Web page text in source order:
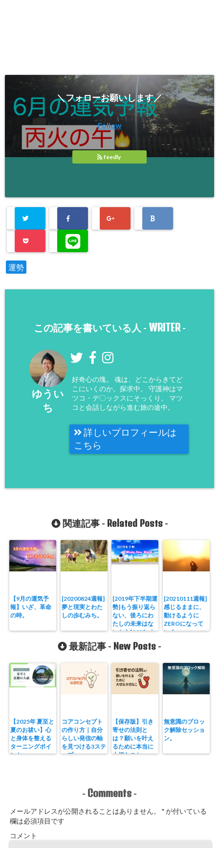
＼フォローお願いします／
Follow
feedly
運勢
この記事を書いている人 - WRITER-
ゆうい
ち
好奇心の塊。 魂は、どこからきてど
こにいくのか。探求中。 守護神はマ
ツコ・デ〇ックスにそっくり。 マツ
コと会話しながら進む旅の途中。
詳しいプロフィールは
こちら
関連記事 - Related Posts-
【9月の運気予
報】いざ、革命
の時。
[20200824週報]
夢と現実とわた
しの歩むみち。
[2019年下半期運
勢]もう振り返ら
ない、後ろにわ
たしの未来はな
いから[A Whole
[20210111週報]
感じるままに、
動けるように
ZEROになって
いく。
最新記事 - New Posts -
【2025年 夏至と
夏のお祓い】心
と身体を整える
ターニングポイ
ント
コアコンセプト
の作り方｜自分
らしい発信の軸
を見つける3ステ
ップ
【保存版】引き
寄せの法則と
は？願いを叶え
るために本当に
大切なこと。
無意識のブロッ
ク解除セッショ
ン。
- Comments -
メールアドレスが公開されることはありません。 *が付いている
欄は必須項目です
コメント